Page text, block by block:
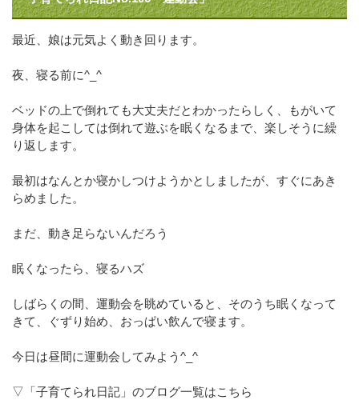
最近、娘は元気よく動き回ります。
夜、寝る前に^_^
ベッドの上で倒れても大丈夫だとわかったらしく、もがいて
身体を起こしては倒れて遊ぶを眠くなるまで、楽しそうに繰
り返します。
最初はなんとか寝かしつけようかとしましたが、すぐにあき
らめました。
まだ、動き足らないんだろう
眠くなったら、寝るハズ
しばらくの間、運動会を眺めていると、そのうち眠くなって
きて、ぐずり始め、おっぱい飲んで寝ます。
今日は昼間に運動会してみよう^_^
▽「子育てられ日記」のブログ一覧はこちら